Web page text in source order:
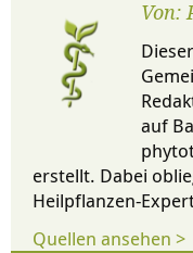
Von:
auf
erstellt. Dabei
Heilpflanzen-
Quellen ansehen >